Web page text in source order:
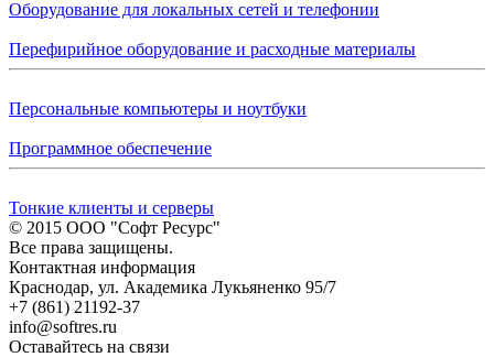
Оборудование для локальных сетей и телефонии
Перефирийное оборудование и расходные материалы
Персональные компьютеры и ноутбуки
Программное обеспечение
Тонкие клиенты и серверы
© 2015 ООО "Софт Ресурс"
Все права защищены.
Контактная информация
Краснодар, ул. Академика Лукьяненко 95/7
+7 (861) 21192-37
info@softres.ru
Оставайтесь на связи